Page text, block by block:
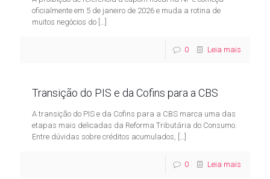
oficialmente em 5 de janeiro de 2026 e muda a rotina de
muitos negócios do […]
0 Leia mais
Transição do PIS e da Cofins para a CBS
A transição do PIS e da Cofins para a CBS marca uma das
etapas mais delicadas da Reforma Tributária do Consumo.
Entre dúvidas sobre créditos acumulados, […]
0 Leia mais